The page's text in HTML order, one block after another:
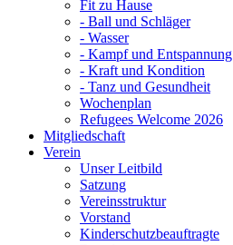
Fit zu Hause
- Ball und Schläger
- Wasser
- Kampf und Entspannung
- Kraft und Kondition
- Tanz und Gesundheit
Wochenplan
Refugees Welcome 2026
Mitgliedschaft
Verein
Unser Leitbild
Satzung
Vereinsstruktur
Vorstand
Kinderschutzbeauftragte